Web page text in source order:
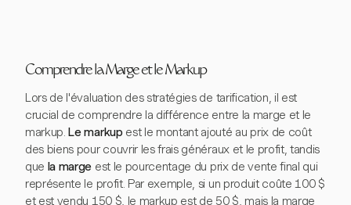
Comprendre la Marge et le Markup
Lors de l'évaluation des stratégies de tarification, il est
crucial de comprendre la différence entre la marge et le
markup.Le markup est le montant ajouté au prix de coût
des biens pour couvrir les frais généraux et le profit, tandis
que la marge est le pourcentage du prix de vente final qui
représente le profit. Par exemple, si un produit coûte 100 $
et est vendu 150 $, le markup est de 50 $, mais la marge